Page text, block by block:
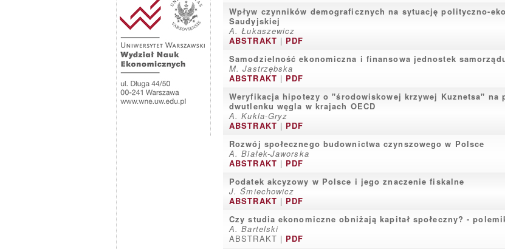
Wpływ czynników demograficznych na sytuację polityczno-
Saudyjskiej
A. Łukaszewicz
ABSTRAKT | PDF
Samodzielność ekonomiczna i finansowa jednostek
M. Jastrzębska
ABSTRAKT | PDF
Weryfikacja hipotezy o "środowiskowej krzywej Kuznetsa" na
dwutlenku węgla w krajach OECD
A. Kukla-Gryz
ABSTRAKT | PDF
Rozwój społecznego budownictwa czynszowego w Polsce
A. Białek-Jaworska
ABSTRAKT | PDF
Podatek akcyzowy w Polsce i jego znaczenie fiskalne
J. Śmiechowicz
ABSTRAKT | PDF
Czy studia ekonomiczne obniżają kapitał społeczny? -
A. Bartelski
ABSTRAKT | PDF